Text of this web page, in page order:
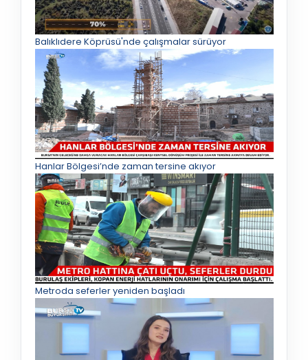
Balıklıdere Köprüsü'nde çalışmalar sürüyor
Hanlar Bölgesi’nde zaman tersine akıyor
Metroda seferler yeniden başladı